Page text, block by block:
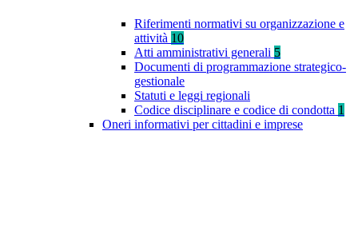
Riferimenti normativi su organizzazione e
attività 10
Atti amministrativi generali 5
Documenti di programmazione strategico-
gestionale
Statuti e leggi regionali
Codice disciplinare e codice di condotta 1
Oneri informativi per cittadini e imprese